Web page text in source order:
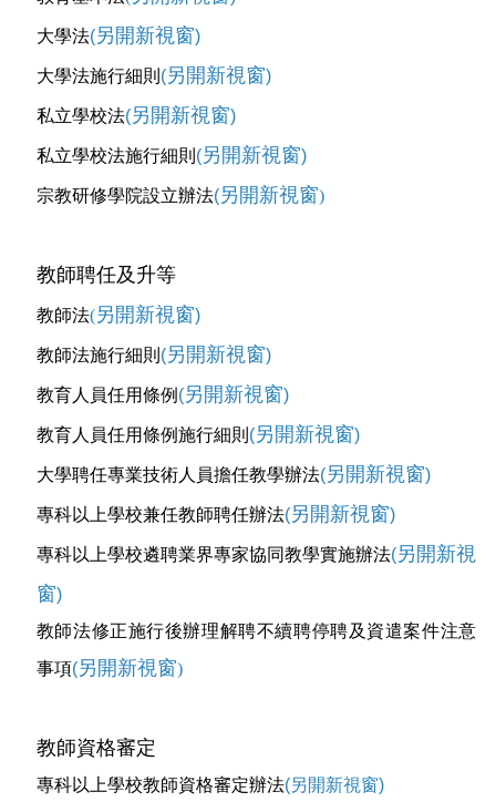
大學法(另開新視窗)
大學法施行細則 (另開新視窗)
私立學校法(另開新視窗)
私立學校法施行細則 (另開新視窗)
宗教研修學院設立辦法(另開新視窗)
教師聘任及升等
教師法(另開新視窗)
教師法施行細則 (另開新視窗)
教育人員任用條例 (另開新視窗)
教育人員任用條例施行細則 (另開新視窗)
大學聘任專業技術人員擔任教學辦法(另開新視窗)
專科以上學校兼任教師聘任辦法(另開新視窗)
專科以上學校遴聘業界專家協同教學實施辦法(另開新視
窗)
教師法修正施行後辦理解聘不續聘停聘及資遣案件注意
事項(另開新視窗)
教師資格審定
專科以上學校教師資格審定辦法(另開新視窗)